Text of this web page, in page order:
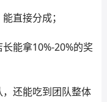
直接分成；
能拿10%-20%的奖
还能吃到团队整体